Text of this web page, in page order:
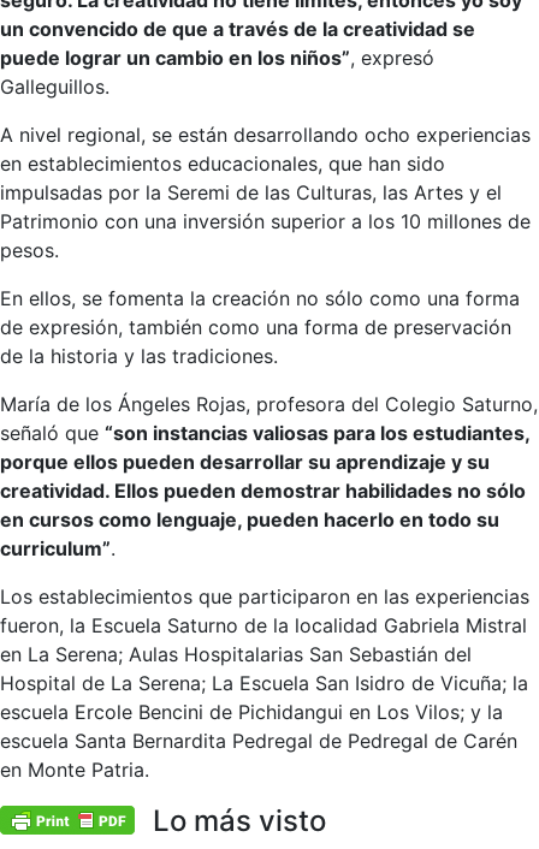
un convencido de que a través de la creatividad se
puede lograr un cambio en los niños”, expresó
Galleguillos.
A nivel regional, se están desarrollando ocho experiencias
en establecimientos educacionales, que han sido
impulsadas por la Seremi de las Culturas, las Artes y el
Patrimonio con una inversión superior a los 10 millones de
pesos.
En ellos, se fomenta la creación no sólo como una forma
de expresión, también como una forma de preservación
de la historia y las tradiciones.
María de los Ángeles Rojas, profesora del Colegio Saturno,
señaló que “son instancias valiosas para los estudiantes,
porque ellos pueden desarrollar su aprendizaje y su
creatividad. Ellos pueden demostrar habilidades no sólo
en cursos como lenguaje, pueden hacerlo en todo su
curriculum”.
Los establecimientos que participaron en las experiencias
fueron, la Escuela Saturno de la localidad Gabriela Mistral
en La Serena; Aulas Hospitalarias San Sebastián del
Hospital de La Serena; La Escuela San Isidro de Vicuña; la
escuela Ercole Bencini de Pichidangui en Los Vilos; y la
escuela Santa Bernardita Pedregal de Pedregal de Carén
en Monte Patria.
Lo más visto